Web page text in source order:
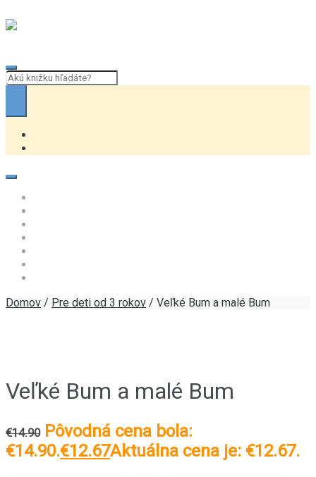
Domov / Pre deti od 3 rokov / Veľké Bum a malé Bum
Veľké Bum a malé Bum
€14.90 Pôvodná cena bola:
€14.90.€12.67Aktuálna cena je: €12.67.